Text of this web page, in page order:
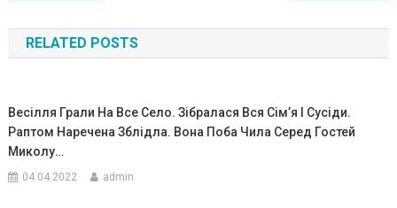
по
записям
RELATED POSTS
Весілля Грали На Все Село. Зібралася Вся Сім’я І Сусіди.
Раптом Наречена Зблідла. Вона Поба Чила Серед Гостей
Миколу…
04.04.2022 admin